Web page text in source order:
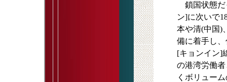
鎖国状態だ
ン]に次いで
本や清(中国)
備に着手し
[キョンイン]
の港湾労働
くボリュー